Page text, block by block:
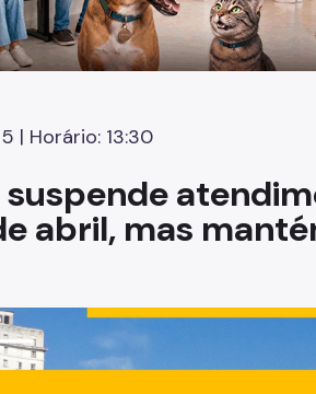
| Horário: 13:30
abril, mas